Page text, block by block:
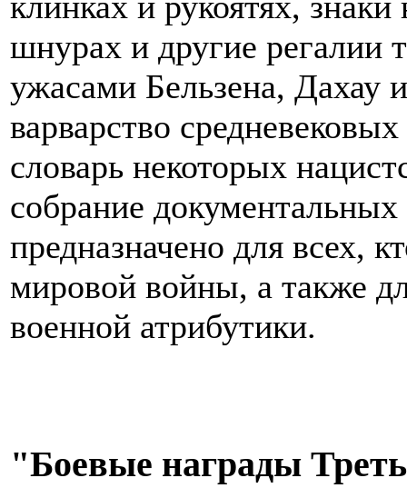
шнурах и другие регалии
ужасами Бельзена, Дахау
варварство
словарь некоторых
собрание
предназначено для всех,
мировой войны, а также
военной атрибутики.
"Боевые награды